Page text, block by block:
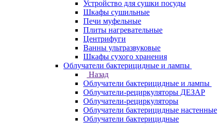
Устройство для сушки посуды
Шкафы сушильные
Печи муфельные
Плиты нагревательные
Центрифуги
Ванны ультразвуковые
Шкафы сухого хранения
Облучатели бактерицидные и лампы
Назад
Облучатели бактерицидные и лампы
Облучатели-рециркуляторы ДЕЗАР
Облучатели-рециркуляторы
Облучатели бактерицидные настенные
Облучатели бактерицидные